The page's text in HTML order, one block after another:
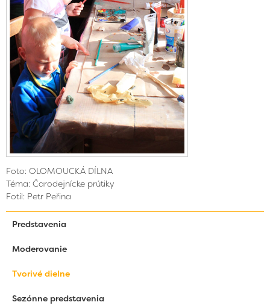
Foto: OLOMOUCKÁ DÍLNA
Téma: Čarodejnícke prútiky
Fotil: Petr Peřina
Predstavenia
Moderovanie
Tvorivé dielne
Sezónne predstavenia